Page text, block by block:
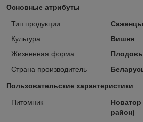
Основные атрибуты
Тип продукции
Саженцы
Культура
Вишня
Жизненная форма
Страна производитель
Пользовательские характеристики
Питомник
район)